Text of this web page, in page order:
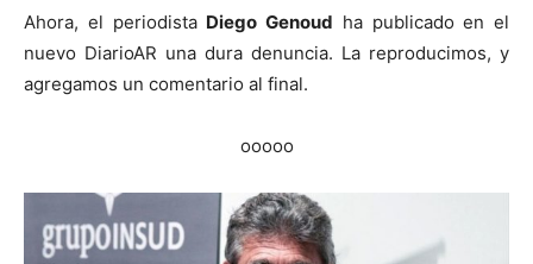
Ahora, el periodista Diego Genoud ha publicado en el
nuevo DiarioAR una dura denuncia. La reproducimos, y
agregamos un comentario al final.
ooooo